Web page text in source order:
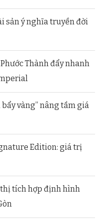
sản ý nghĩa truyền đời
Thành đẩy nhanh
bẩy vàng” nâng tầm giá
Edition: giá trị
tích hợp định hình